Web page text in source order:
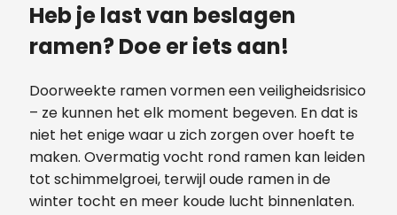
Heb je last van beslagen
ramen? Doe er iets aan!
Doorweekte ramen vormen een veiligheidsrisico
– ze kunnen het elk moment begeven. En dat is
niet het enige waar u zich zorgen over hoeft te
maken. Overmatig vocht rond ramen kan leiden
tot schimmelgroei, terwijl oude ramen in de
winter tocht en meer koude lucht binnenlaten.